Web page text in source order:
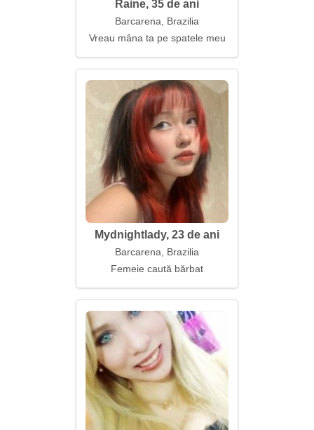
Raine, 35 de ani
Barcarena, Brazilia
Vreau mâna ta pe spatele meu
Mydnightlady, 23 de ani
Barcarena, Brazilia
Femeie caută bărbat